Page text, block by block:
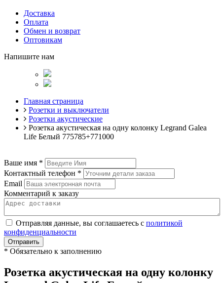
Доставка
Оплата
Обмен и возврат
Оптовикам
Напишите нам
Главная страница
Розетки и выключатели
Розетки акустические
Розетка акустическая на одну колонку Legrand Galea
Life Белый 775785+771000
Ваше имя *
Контактный телефон *
Email
Комментарий к заказу
Отправляя данные, вы соглашаетесь с политикой
конфиденциальности
Отправить
* Обязательно к заполнению
Розетка акустическая на одну колонку